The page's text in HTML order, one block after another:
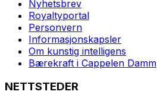
Nyhetsbrev
Royaltyportal
Personvern
Informasjonskapsler
Om kunstig intelligens
Bærekraft i Cappelen Damm
NETTSTEDER